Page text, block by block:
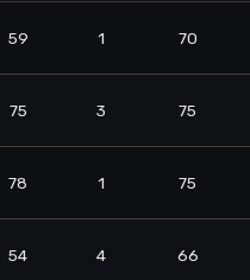
59 1 70
75 3 75
78 1 75
54 4 66